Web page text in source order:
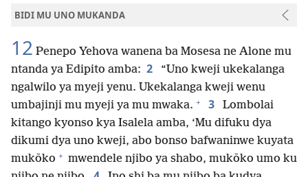
BIDI MU UNO MUKANDA
12 Penepo Yehova wanena ba Mosesa ne Alone mu
ntanda ya Edipito amba: 2
“Uno kweji ukekalanga
ngalwilo ya myeji yenu. Ukekalanga kweji wenu
umbajinji mu myeji ya mu mwaka. + 3
Lombolai
kitango kyonso kya Isalela amba, ‘Mu difuku dya
dikumi dya uno kweji, abo bonso bafwaninwe kuyata
mukōko + mwendele njibo ya shabo, mukōko umo ku